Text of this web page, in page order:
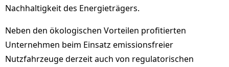
Nachhaltigkeit des Energieträgers.
Neben den ökologischen Vorteilen profitierten
Unternehmen beim Einsatz emissionsfreier
Nutzfahrzeuge derzeit auch von regulatorischen